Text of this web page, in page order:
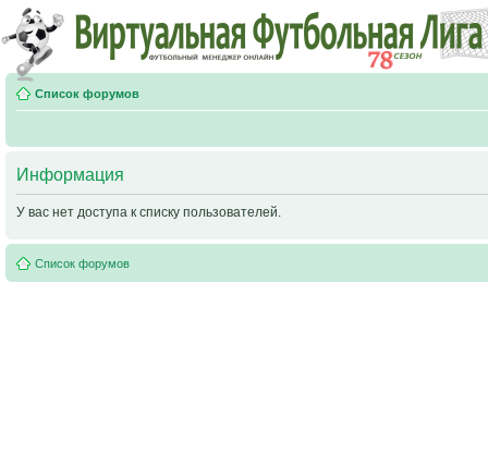
Список форумов
Информация
У вас нет доступа к списку пользователей.
Список форумов